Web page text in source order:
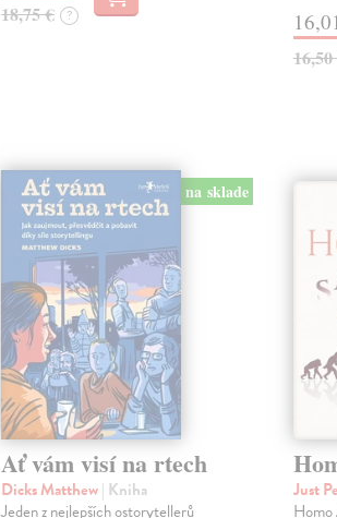
18,75 € ?
na sklade
Ať vám visí na rtech
Dicks Matthew| Kniha
Jeden z nejlepších ostorytellerů
Just
Homo